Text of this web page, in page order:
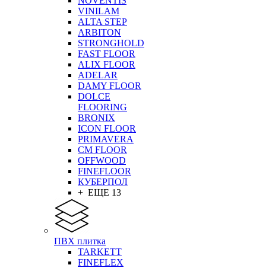
VINILAM
ALTA STEP
ARBITON
STRONGHOLD
FAST FLOOR
ALIX FLOOR
ADELAR
DAMY FLOOR
DOLCE
FLOORING
BRONIX
ICON FLOOR
PRIMAVERA
CM FLOOR
OFFWOOD
FINEFLOOR
КУБЕРПОЛ
+ ЕЩЕ 13
ПВХ плитка
TARKETT
FINEFLEX